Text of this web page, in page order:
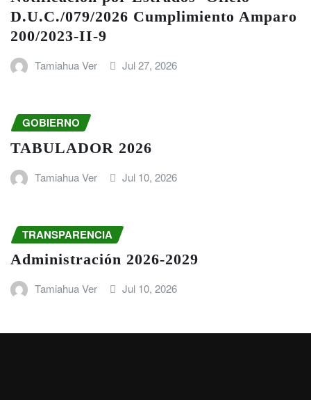
D.U.C./079/2026 Cumplimiento Amparo
200/2023-II-9
Tamiahua Ver Jul 27, 2026
GOBIERNO
TABULADOR 2026
Tamiahua Ver Jul 10, 2026
TRANSPARENCIA
Administración 2026-2029
Tamiahua Ver Jul 10, 2026